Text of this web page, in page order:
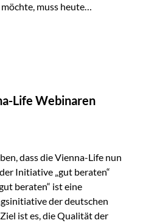
muss heute
und verfasst
miteinander verbindet.
oft scheitert Viele
übertragen. Das kann zu
Streitigkeiten
bei Immobilien…
Life Webinaren
dass die Vienna-Life nun
Initiative „gut beraten“
beraten“ ist eine
der deutschen
ist es, die Qualität der